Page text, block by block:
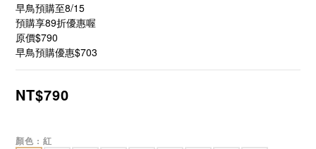
早鳥預購至8/15
預購享89折優惠喔
原價$790
早鳥預購優惠$703
NT$790
顏色 : 紅